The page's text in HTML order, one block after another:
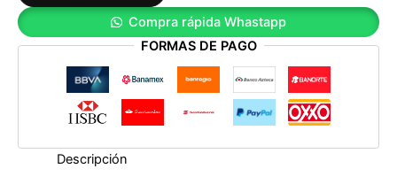
Lorena
cantidad
Compra rápida Whastapp
FORMAS DE PAGO
Descripción